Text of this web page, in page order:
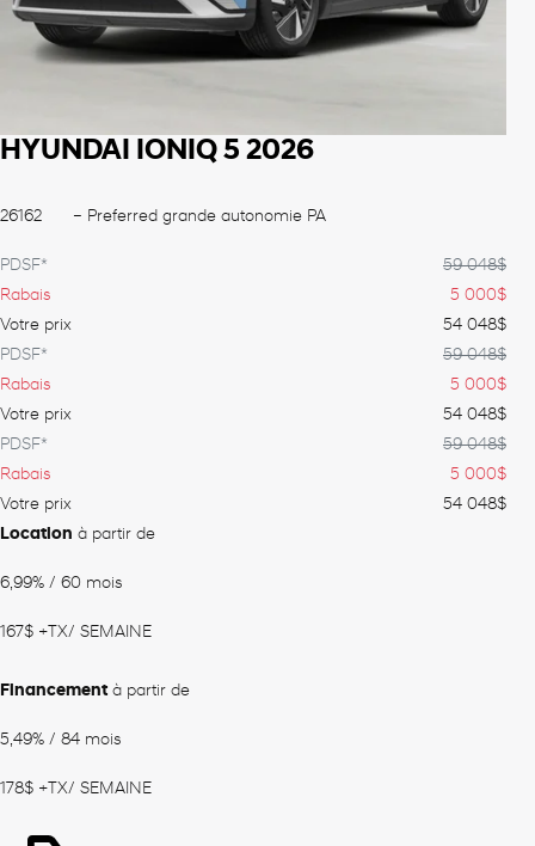
HYUNDAI IONIQ 5 2026
26162 – Preferred grande autonomie PA
PDSF* 59 048$
Rabais
5 000$
Votre prix
54 048$
PDSF*
59 048$
Rabais
5 000$
Votre prix
54 048$
PDSF*
59 048$
Rabais
5 000$
Votre prix
54 048$
Location à partir de
6,99% / 60 mois
167$ +TX/ SEMAINE
Financement à partir de
5,49% / 84 mois
178$ +TX/ SEMAINE